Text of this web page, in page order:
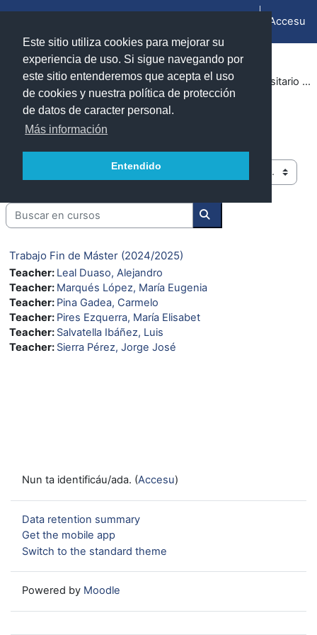
Este sitio utiliza cookies para mejorar su
experiencia de uso. Si sigue navegando por
este sitio entenderemos que acepta el uso
de cookies y nuestra política de protección
de datos de caracter personal.
Más información
Entendido
Side panel
Accesu
Cursos 2024-2025 Facultad de Ciencias (Zaragoza) Máster Universitario en Economía Circular
Máster Universitario en Economía
Circular
Categoríes de cursu.
Buscar en cursos
Buscar en cursos
Trabajo Fin de Máster (2024/2025)
Teacher: Leal Duaso, Alejandro
Teacher: Marqués López, María Eugenia
Teacher: Pina Gadea, Carmelo
Teacher: Pires Ezquerra, María Elisabet
Teacher: Salvatella Ibáñez, Luis
Teacher: Sierra Pérez, Jorge José
Nun ta identificáu/ada. (Accesu)
Data retention summary
Get the mobile app
Switch to the standard theme
Powered by Moodle